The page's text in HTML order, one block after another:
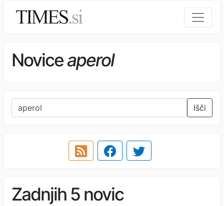
Noviceaperol
Išči
Zadnjih 5 novic